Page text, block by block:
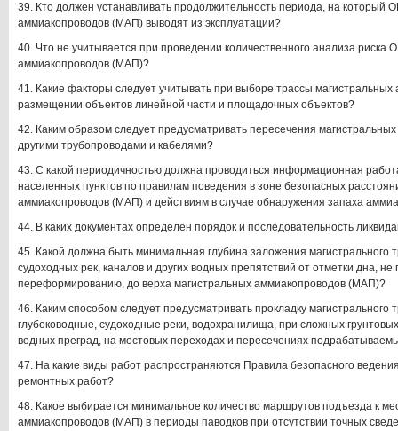
39. Кто должен устанавливать продолжительность периода, на который
аммиакопроводов (МАП) выводят из эксплуатации?
40. Что не учитывается при проведении количественного анализа риска
аммиакопроводов (МАП)?
41. Какие факторы следует учитывать при выборе трассы
размещении объектов линейной части и площадочных объектов?
42. Каким образом следует предусматривать пересечения
другими трубопроводами и кабелями?
43. С какой периодичностью должна проводиться информационная
населенных пунктов по правилам поведения в зоне безопасных
аммиакопроводов (МАП) и действиям в случае обнаружения запаха
44. В каких документах определен порядок и последовательность
45. Какой должна быть минимальная глубина заложения магистрального
судоходных рек, каналов и других водных препятствий от отметки дна, не
переформированию, до верха магистральных аммиакопроводов (МАП)?
46. Каким способом следует предусматривать прокладку
глубоководные, судоходные реки, водохранилища, при сложных
водных преград, на мостовых переходах и пересечениях
47. На какие виды работ распространяются Правила безопасного
ремонтных работ?
48. Какое выбирается минимальное количество маршрутов подъезда к
аммиакопроводов (МАП) в периоды паводков при отсутствии точных